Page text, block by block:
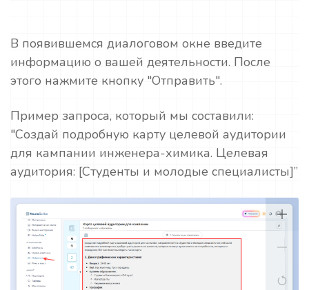
В появившемся диалоговом окне введите
информацию о вашей деятельности. После
этого нажмите кнопку "Отправить".
Пример запроса, который мы составили:
"Создай подробную карту целевой аудитории
для кампании инженера-химика. Целевая
аудитория: [Студенты и молодые специалисты]”